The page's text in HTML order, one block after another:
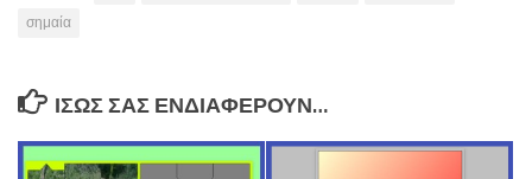
σημαία
ΊΣΩΣ ΣΑΣ ΕΝΔΙΑΦΈΡΟΥΝ…